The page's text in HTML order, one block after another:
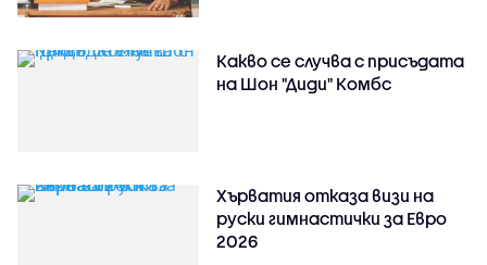
Какво се случва с присъдата
на Шон "Диди" Комбс
Хърватия отказа визи на
руски гимнастички за Евро
2026